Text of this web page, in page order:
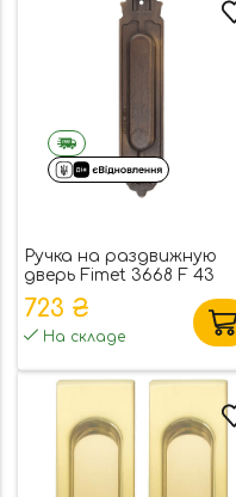
Ручка на раздвижную
дверь Fimet 3668 F 43
матовая бронза (41036)
723 ₴
На складе